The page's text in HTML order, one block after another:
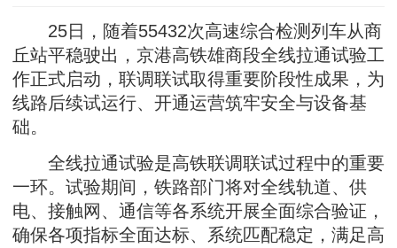
25日，随着55432次高速综合检测列车从商
丘站平稳驶出，京港高铁雄商段全线拉通试验工
作正式启动，联调联试取得重要阶段性成果，为
线路后续试运行、开通运营筑牢安全与设备基
础。
全线拉通试验是高铁联调联试过程中的重要
一环。试验期间，铁路部门将对全线轨道、供
电、接触网、通信等各系统开展全面综合验证，
确保各项指标全面达标、系统匹配稳定，满足高